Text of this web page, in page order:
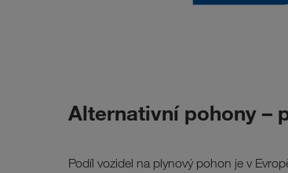
Alternativní pohony –
Podíl vozidel na plynový pohon je v